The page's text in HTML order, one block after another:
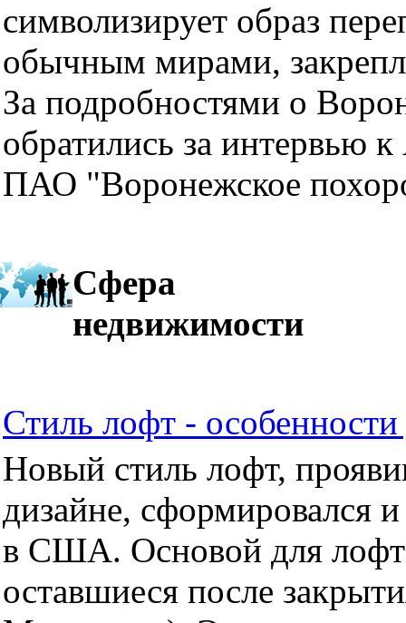
символизирует образ
обычным мирами,
За подробностями о
обратились за интервью
ПАО "Воронежское
Сфера
недвижимости
Стиль лофт -
Новый стиль лофт,
дизайне, сформировался
в США. Основой для
оставшиеся после